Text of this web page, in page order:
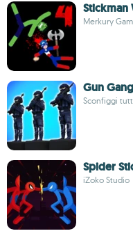
Stickman
Merkury
Gun Gang
Sconfiggi
Spider
iZoko Studio